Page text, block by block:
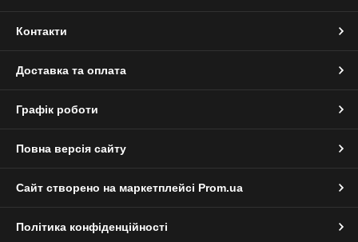
Контакти
Доставка та оплата
Графік роботи
Повна версія сайту
Сайт створено на маркетплейсі Prom.ua
Політика конфіденційності